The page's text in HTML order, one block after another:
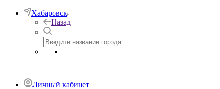
Хабаровск
Назад
Личный кабинет